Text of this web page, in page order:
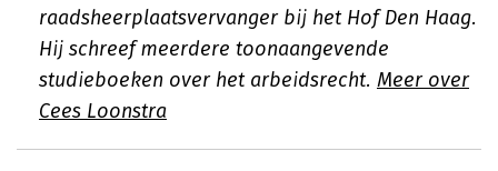
raadsheerplaatsvervanger bij het Hof Den Haag.
Hij schreef meerdere toonaangevende
studieboeken over het arbeidsrecht. Meer over
Cees Loonstra